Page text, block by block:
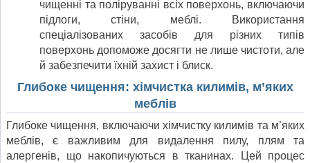
чищенні та поліруванні всіх поверхонь, включаючи
підлоги, стіни, меблі. Використання
спеціалізованих засобів для різних типів
поверхонь допоможе досягти не лише чистоти, але
й забезпечити їхній захист і блиск.
Глибоке чищення: хімчистка килимів, м’яких
меблів
Глибоке чищення, включаючи хімчистку килимів та м’яких
меблів, є важливим для видалення пилу, плям та
алергенів, що накопичуються в тканинах. Цей процес